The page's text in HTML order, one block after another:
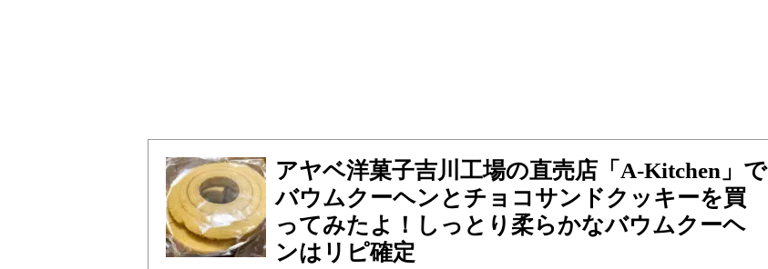
アヤベ洋菓子吉川工場の直売店「A-Kitchen」で
バウムクーヘンとチョコサンドクッキーを買
ってみたよ！しっとり柔らかなバウムクーヘ
ンはリピ確定